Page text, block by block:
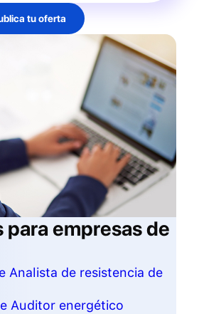
tu oferta
para empresas de
Analista de resistencia de
Auditor energético